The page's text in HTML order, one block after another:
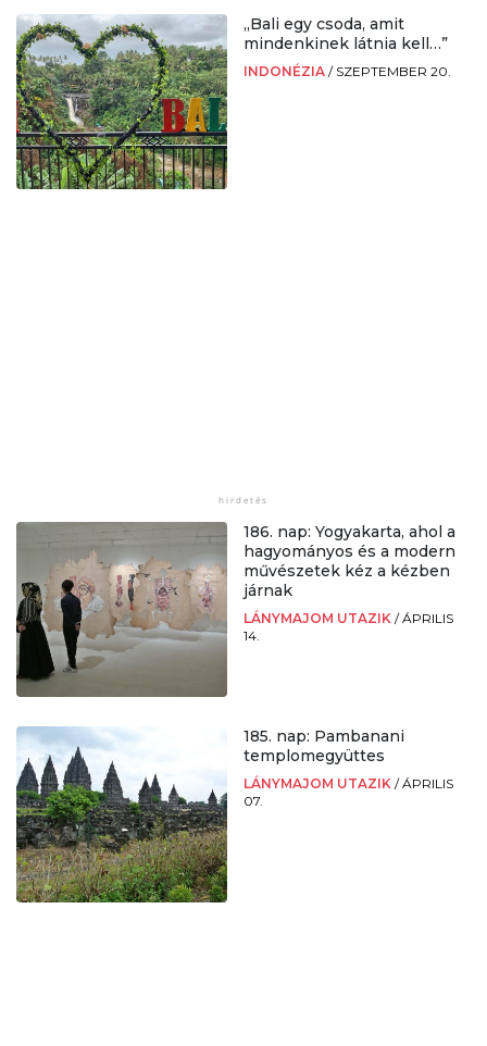
„Bali egy csoda, amit
mindenkinek látnia kell…”
INDONÉZIA / SZEPTEMBER 20.
186. nap: Yogyakarta, ahol a
hagyományos és a modern
művészetek kéz a kézben
járnak
LÁNYMAJOM UTAZIK /ÁPRILIS
14.
185. nap: Pambanani
templomegyüttes
LÁNYMAJOM UTAZIK /ÁPRILIS
07.